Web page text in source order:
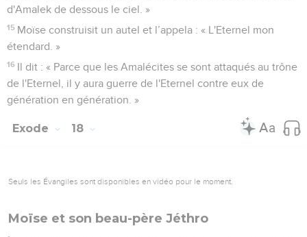
d'Amalek de dessous le ciel. »
15 Moïse construisit un autel et l’appela : « L'Eternel mon
étendard. »
16 Il dit : « Parce que les Amalécites se sont attaqués au trône
de l'Eternel, il y aura guerre de l'Eternel contre eux de
génération en génération. »
Exode 18
Seuls les Évangiles sont disponibles en vidéo pour le moment.
Moïse et son beau-père Jéthro